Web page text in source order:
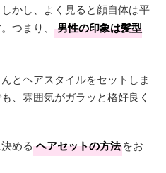
かし、よく見ると顔自体は平
つまり、
男性の印象は髪型
とヘアスタイルをセットしま
、雰囲気がガラッと格好良く
める ヘアセットの方法をお